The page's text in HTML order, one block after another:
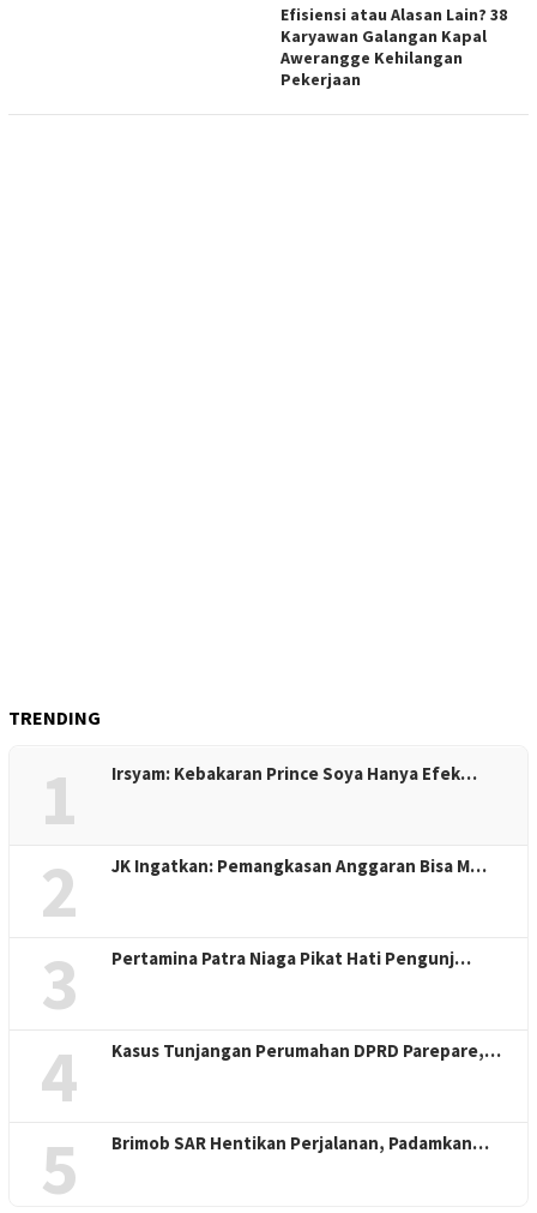
Efisiensi atau Alasan Lain? 38
Karyawan Galangan Kapal
Awerangge Kehilangan
Pekerjaan
TRENDING
1 Irsyam: Kebakaran Prince Soya Hanya Efek…
2 JK Ingatkan: Pemangkasan Anggaran Bisa M…
3 Pertamina Patra Niaga Pikat Hati Pengunj…
4 Kasus Tunjangan Perumahan DPRD Parepare,…
5 Brimob SAR Hentikan Perjalanan, Padamkan…